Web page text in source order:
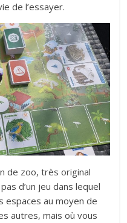
de l’essayer.
de zoo, très original
d’un jeu dans lequel
espaces au moyen de
autres, mais où vous